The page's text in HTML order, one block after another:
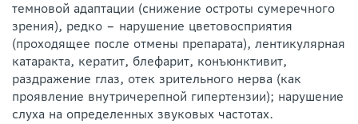
темновой адаптации (снижение остроты сумеречного
зрения), редко – нарушение цветовосприятия
(проходящее после отмены препарата), лентикулярная
катаракта, кератит, блефарит, конъюнктивит,
раздражение глаз, отек зрительного нерва (как
проявление внутричерепной гипертензии); нарушение
слуха на определенных звуковых частотах.